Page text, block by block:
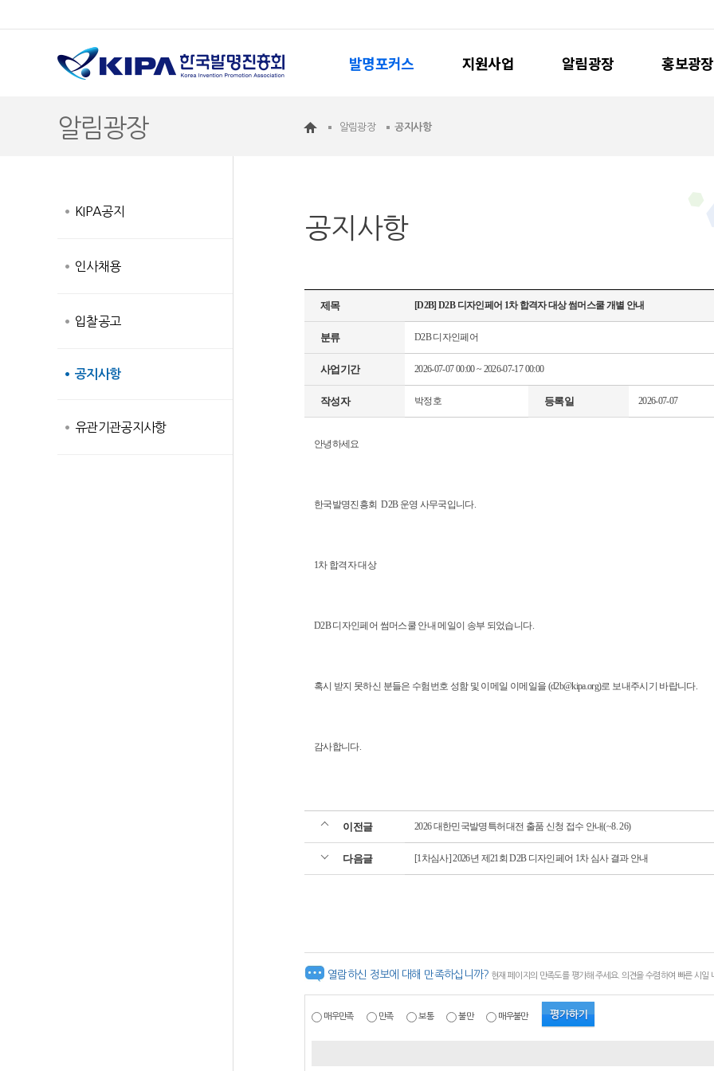
발명포커스 지원사업 알림광장 홍보광장
알림광장 알림광장 공지사항
KIPA공지
인사채용
입찰공고
공지사항
유관기관공지사항
공지사항
제목 [D2B] D2B 디자인페어 1차 합격자 대상 썸머스쿨 개별 안내
분류 D2B 디자인페어
사업기간 2026-07-07 00:00~ 2026-07-17 00:00
작성자 박정호 등록일 2026-07-07
안녕하세요
한국발명진흥회 D2B 운영 사무국입니다.
1차 합격자 대상
D2B 디자인페어 썸머스쿨 안내 메일이 송부 되었습니다.
혹시 받지 못하신 분들은 수험번호 성함 및 이메일 이메일을 (d2b@kipa.org)로 보내주시기 바랍니다.
감사합니다.
이전글 2026 대한민국발명특허대전 출품 신청 접수 안내(~8. 26)
다음글 [1차심사] 2026년 제21회 D2B 디자인페어 1차 심사 결과 안내
열람하신 정보에 대해 만족하십니까? 현재 페이지의 만족도를 평가해 주세요. 의견을 수렴하여 빠른 시일
매우만족 만족 보통 불만 매우불만